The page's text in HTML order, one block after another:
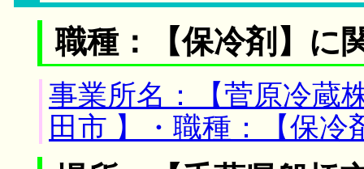
職種：【保冷剤】に
事業所名：【菅原冷蔵
田市 】・職種：【保